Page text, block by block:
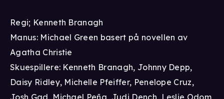
Regi; Kenneth Branagh
Manus: Michael Green basert på novellen av
Agatha Christie
Skuespillere: Kenneth Branagh, Johnny Depp,
Daisy Ridley, Michelle Pfeiffer, Penelope Cruz,
Josh Gad, Michael Peña, Judi Dench, Leslie Odom